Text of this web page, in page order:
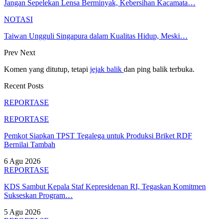
Jangan Sepelekan Lensa Berminyak, Kebersihan Kacamata…
NOTASI
Taiwan Ungguli Singapura dalam Kualitas Hidup, Meski…
Prev Next
Komen yang ditutup, tetapi jejak balik dan ping balik terbuka.
Recent Posts
REPORTASE
REPORTASE
Pemkot Siapkan TPST Tegalega untuk Produksi Briket RDF
Bernilai Tambah
6 Agu 2026
REPORTASE
KDS Sambut Kepala Staf Kepresidenan RI, Tegaskan Komitmen
Sukseskan Program…
5 Agu 2026